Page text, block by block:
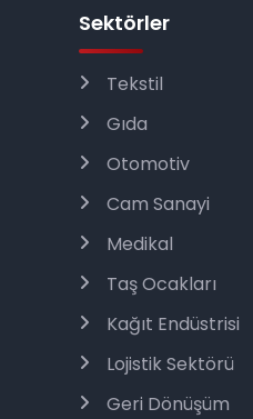
Sektörler
Tekstil
Gıda
Otomotiv
Cam Sanayi
Medikal
Taş Ocakları
Kağıt Endüstrisi
Lojistik Sektörü
Geri Dönüşüm